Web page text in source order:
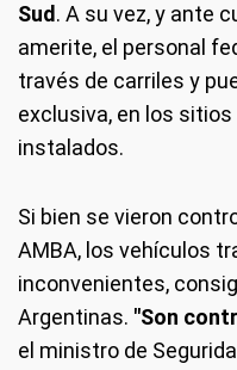
Sud . A su vez, y ante
amerite, el personal
través de carriles y
exclusiva, en los
instalados.
Si bien se vieron
AMBA, los vehículos
inconvenientes,
Argentinas. "Son
el ministro de